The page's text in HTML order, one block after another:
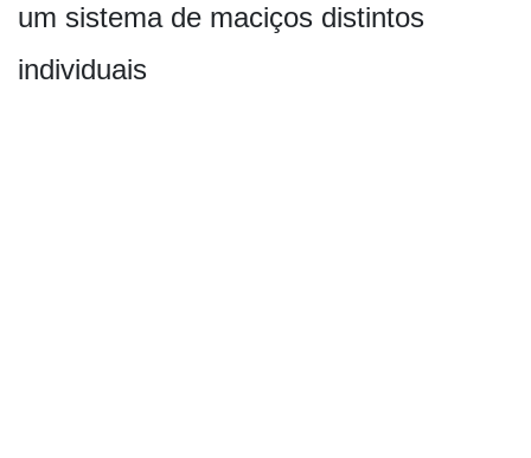
um sistema de maciços distintos
individuais